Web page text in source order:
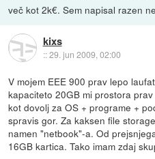
več kot 2k€. Sem napisal razen
kixs
::29. jun 2009, 02:00
V mojem EEE 900 prav lepo
kapaciteto 20GB mi prostora
kot dovolj za OS + programe +
spravis gor. Za kaksen file
namen "netbook"-a. Od
16GB kartica. Tako imam zdaj